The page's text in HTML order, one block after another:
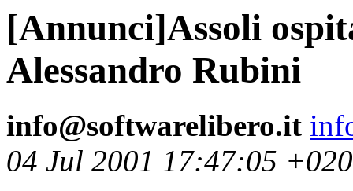
[Annunci]Assoli
Alessandro Rubini
info@softwarelibero.it
04 Jul 2001 17:47:05